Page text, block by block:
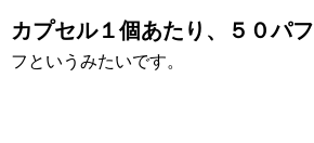
カプセル１個あたり、５０パフ
フというみたいです。